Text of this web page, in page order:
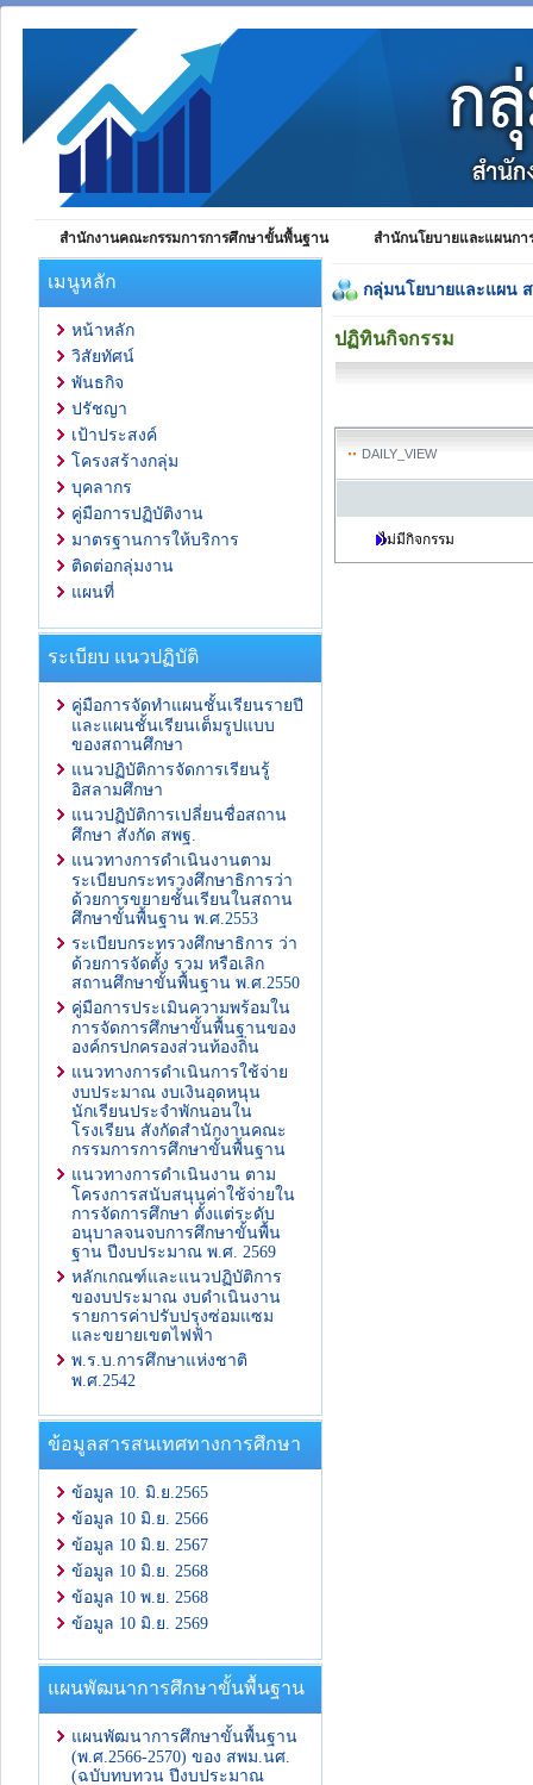
สำนักงานคณะกรรมการการศึกษาขั้นพื้นฐาน สำนักนโยบายและแผนก
เมนูหลัก
หน้าหลัก
วิสัยทัศน์
พันธกิจ
ปรัชญา
เป้าประสงค์
โครงสร้างกลุ่ม
บุคลากร
คู่มือการปฏิบัติงาน
มาตรฐานการให้บริการ
ติดต่อกลุ่มงาน
แผนที่
ระเบียบ แนวปฏิบัติ
คู่มือการจัดทำแผนชั้นเรียนรายปี
และแผนชั้นเรียนเต็มรูปแบบ
ของสถานศึกษา
แนวปฏิบัติการจัดการเรียนรู้
อิสลามศึกษา
แนวปฏิบัติการเปลี่ยนชื่อสถาน
ศึกษา สังกัด สพฐ.
แนวทางการดำเนินงานตาม
ระเบียบกระทรวงศึกษาธิการว่า
ด้วยการขยายชั้นเรียนในสถาน
ศึกษาขั้นพื้นฐาน พ.ศ.2553
ระเบียบกระทรวงศึกษาธิการ ว่า
ด้วยการจัดตั้ง รวม หรือเลิก
สถานศึกษาขั้นพื้นฐาน พ.ศ.2550
คู่มือการประเมินความพร้อมใน
การจัดการศึกษาขั้นพื้นฐานของ
องค์กรปกครองส่วนท้องถิ่น
แนวทางการดำเนินการใช้จ่าย
งบประมาณ งบเงินอุดหนุน
นักเรียนประจำพักนอนใน
โรงเรียน สังกัดสำนักงานคณะ
กรรมการการศึกษาขั้นพื้นฐาน
แนวทางการดำเนินงาน ตาม
โครงการสนับสนุนค่าใช้จ่ายใน
การจัดการศึกษา ตั้งแต่ระดับ
อนุบาลจนจบการศึกษาขั้นพื้น
ฐาน ปีงบประมาณ พ.ศ. 2569
หลักเกณฑ์และแนวปฏิบัติการ
ของบประมาณ งบดำเนินงาน
รายการค่าปรับปรุงซ่อมแซม
และขยายเขตไฟฟ้า
พ.ร.บ.การศึกษาแห่งชาติ
พ.ศ.2542
ข้อมูลสารสนเทศทางการศึกษา
ข้อมูล 10. มิ.ย.2565
ข้อมูล 10 มิ.ย. 2566
ข้อมูล 10 มิ.ย. 2567
ข้อมูล 10 มิ.ย. 2568
ข้อมูล 10 พ.ย. 2568
ข้อมูล 10 มิ.ย. 2569
แผนพัฒนาการศึกษาขั้นพื้นฐาน
แผนพัฒนาการศึกษาขั้นพื้นฐาน
(พ.ศ.2566-2570) ของ สพม.นศ.
(ฉบับทบทวน ปีงบประมาณ
กลุ่มนโยบายและแผน
ปฏิทินกิจกรรม
DAILY_VIEW
ไม่มีกิจกรรม